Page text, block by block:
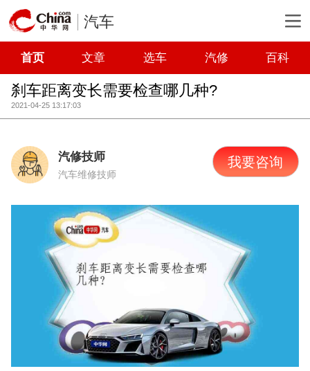
汽车
首页 文章 选车 汽修 百科
刹车距离变长需要检查哪几种?
2021-04-25 13:17:03
汽修技师
汽车维修技师
我要咨询